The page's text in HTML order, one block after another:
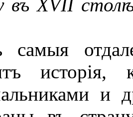
въ XVII
исторія,
и